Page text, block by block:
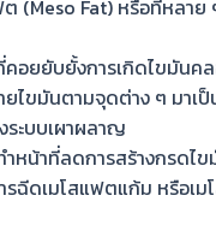
ต (Meso Fat) หรือที่หลาย
อยยับยั้งการเกิดไขมันค
ไขมันตามจุดต่าง ๆ มาเ
ระบบเผาผลาญ
หน้าที่ลดการสร้างกรดไ
รฉีดเมโสแฟตแก้ม หรือเ